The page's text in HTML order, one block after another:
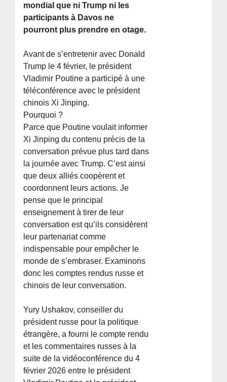
mondial que ni Trump ni les
participants à Davos ne
pourront plus prendre en otage.
Avant de s’entretenir avec Donald
Trump le 4 février, le président
Vladimir Poutine a participé à une
téléconférence avec le président
chinois Xi Jinping.
Pourquoi ?
Parce que Poutine voulait informer
Xi Jinping du contenu précis de la
conversation prévue plus tard dans
la journée avec Trump. C’est ainsi
que deux alliés coopèrent et
coordonnent leurs actions. Je
pense que le principal
enseignement à tirer de leur
conversation est qu’ils considèrent
leur partenariat comme
indispensable pour empêcher le
monde de s’embraser. Examinons
donc les comptes rendus russe et
chinois de leur conversation.
Yury Ushakov, conseiller du
président russe pour la politique
étrangère, a fourni le compte rendu
et les commentaires russes à la
suite de la vidéoconférence du 4
février 2026 entre le président